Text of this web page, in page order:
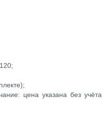
цена указана без учёта